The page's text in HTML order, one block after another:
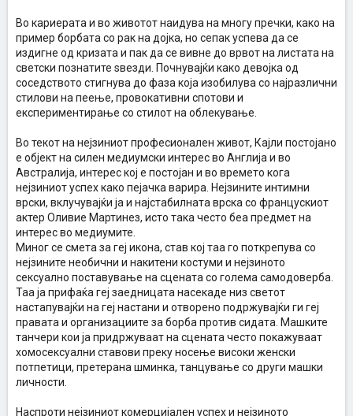
Во кариерата и во животот наидува на многу пречки, како на
пример борбата со рак на дојка, но сепак успева да се
издигне од кризата и пак да се вивне до врвот на листата на
светски познатите ѕвезди. Почнувајќи како девојка од
соседството стигнува до фаза која изобилува со најразлични
стилови на пеење, провокативни спотови и
експериментирање со стилот на облекување.
Во текот на нејзиниот професионален живот, Кaјли постојано
е објект на силен медиумски интерес во Англија и во
Австралија, интерес кој е постојан и во времето кога
нејзиниот успех како пејачка варира. Нејзините интимни
врски, вклучувајќи ја и најстабилната врска со францускиот
актер Оливие Мартинез, исто така често беа предмет на
интерес во медиумите.
Миног се смета за геј икона, став кој таа го поткрепува со
нејзините необични и накитени костуми и нејзиното
сексуално поставување на сцената со голема самодоверба.
Таа ја прифаќа геј заедницата насекаде низ светот
настапувајќи на геј настани и отворено подржувајќи ги геј
правата и организациите за борба против сидата. Машките
танчери кои ја придржуваат на сцената често покажуваат
хомосексуални ставови преку носење високи женски
потпетици, претерана шминка, танцување со други машки
личности.
Наспроти нејзиниот комерцијален успех и нејзиното